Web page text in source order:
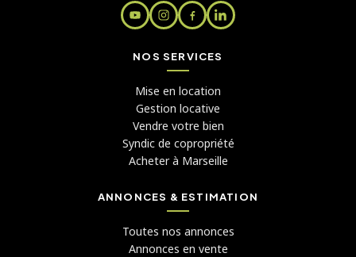
NOS SERVICES
Mise en location
Gestion locative
Vendre votre bien
Syndic de copropriété
Acheter à Marseille
ANNONCES & ESTIMATION
Toutes nos annonces
Annonces en vente